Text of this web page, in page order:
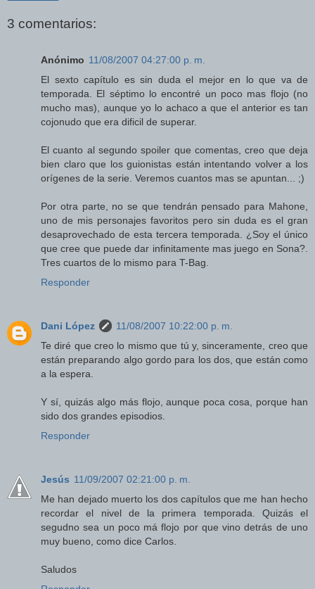
3 comentarios:
Anónimo 11/08/2007 04:27:00 p. m.
El sexto capítulo es sin duda el mejor en lo que va de
temporada. El séptimo lo encontré un poco mas flojo (no
mucho mas), aunque yo lo achaco a que el anterior es tan
cojonudo que era dificil de superar.
El cuanto al segundo spoiler que comentas, creo que deja
bien claro que los guionistas están intentando volver a los
orígenes de la serie. Veremos cuantos mas se apuntan... ;)
Por otra parte, no se que tendrán pensado para Mahone,
uno de mis personajes favoritos pero sin duda es el gran
desaprovechado de esta tercera temporada. ¿Soy el único
que cree que puede dar infinitamente mas juego en Sona?.
Tres cuartos de lo mismo para T-Bag.
Responder
Dani López
11/08/2007 10:22:00 p. m.
Te diré que creo lo mismo que tú y, sinceramente, creo que
están preparando algo gordo para los dos, que están como
a la espera.
Y sí, quizás algo más flojo, aunque poca cosa, porque han
sido dos grandes episodios.
Responder
Jesús 11/09/2007 02:21:00 p. m.
Me han dejado muerto los dos capítulos que me han hecho
recordar el nivel de la primera temporada. Quizás el
segudno sea un poco má flojo por que vino detrás de uno
muy bueno, como dice Carlos.
Saludos